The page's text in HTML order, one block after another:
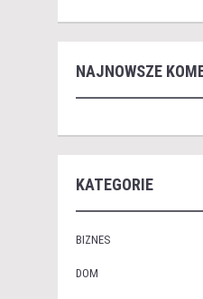
NAJNOWSZE
KATEGORIE
BIZNES
DOM